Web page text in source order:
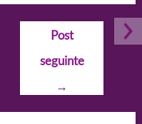
Post
seguinte
→